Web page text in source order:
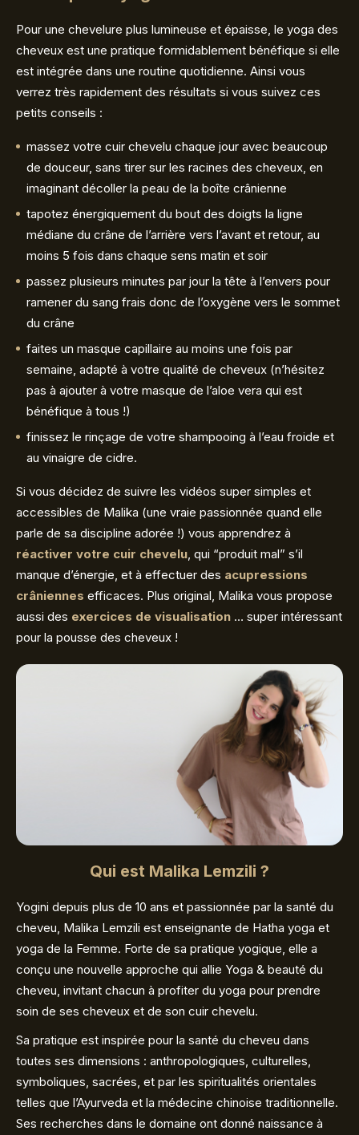
Pour une chevelure plus lumineuse et épaisse, le yoga des
cheveux est une pratique formidablement bénéfique si elle
est intégrée dans une routine quotidienne. Ainsi vous
verrez très rapidement des résultats si vous suivez ces
petits conseils :
massez votre cuir chevelu chaque jour avec beaucoup
de douceur, sans tirer sur les racines des cheveux, en
imaginant décoller la peau de la boîte crânienne
tapotez énergiquement du bout des doigts la ligne
médiane du crâne de l’arrière vers l’avant et retour, au
moins 5 fois dans chaque sens matin et soir
passez plusieurs minutes par jour la tête à l’envers pour
ramener du sang frais donc de l’oxygène vers le sommet
du crâne
faites un masque capillaire au moins une fois par
semaine, adapté à votre qualité de cheveux (n’hésitez
pas à ajouter à votre masque de l’aloe vera qui est
bénéfique à tous !)
finissez le rinçage de votre shampooing à l’eau froide et
au vinaigre de cidre.
Si vous décidez de suivre les vidéos super simples et
accessibles de Malika (une vraie passionnée quand elle
parle de sa discipline adorée !) vous apprendrez à
réactiver votre cuir chevelu, qui “produit mal” s’il
manque d’énergie, et à effectuer des acupressions
crâniennes efficaces. Plus original, Malika vous propose
aussi des exercices de visualisation … super intéressant
pour la pousse des cheveux !
Qui est Malika Lemzili ?
Yogini depuis plus de 10 ans et passionnée par la santé du
cheveu, Malika Lemzili est enseignante de Hatha yoga et
yoga de la Femme. Forte de sa pratique yogique, elle a
conçu une nouvelle approche qui allie Yoga & beauté du
cheveu, invitant chacun à profiter du yoga pour prendre
soin de ses cheveux et de son cuir chevelu.
Sa pratique est inspirée pour la santé du cheveu dans
toutes ses dimensions : anthropologiques, culturelles,
symboliques, sacrées, et par les spiritualités orientales
telles que l’Ayurveda et la médecine chinoise traditionnelle.
Ses recherches dans le domaine ont donné naissance à